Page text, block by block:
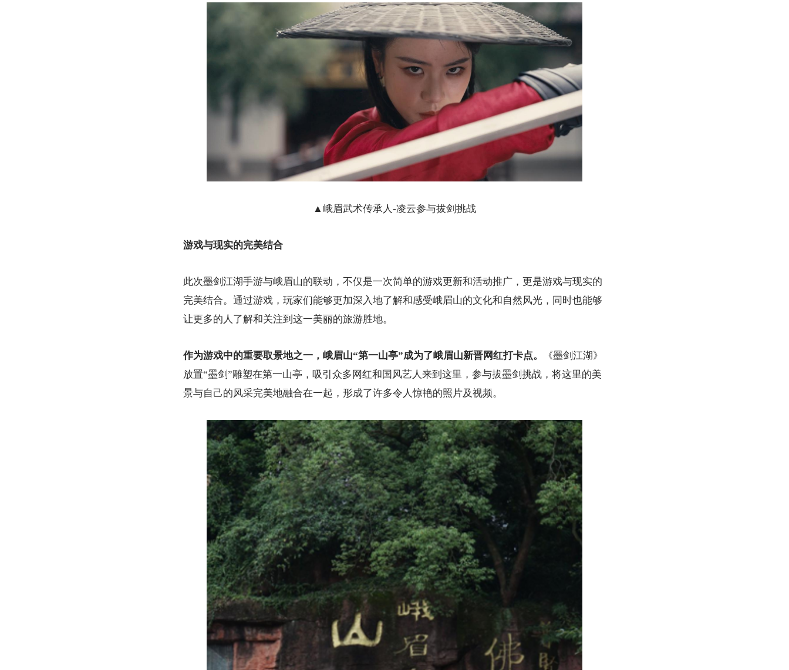
▲峨眉武术传承人-凌云参与拔剑挑战
游戏与现实的完美结合
此次墨剑江湖手游与峨眉山的联动，不仅是一次简单的游戏更新和活动推广，更是游戏与现实的
完美结合。通过游戏，玩家们能够更加深入地了解和感受峨眉山的文化和自然风光，同时也能够
让更多的人了解和关注到这一美丽的旅游胜地。
作为游戏中的重要取景地之一，峨眉山“第一山亭”成为了峨眉山新晋网红打卡点。
《墨剑江湖》
放置“墨剑”雕塑在第一山亭，吸引众多网红和国风艺人来到这里，参与拔墨剑挑战，将这里的美
景与自己的风采完美地融合在一起，形成了许多令人惊艳的照片及视频。